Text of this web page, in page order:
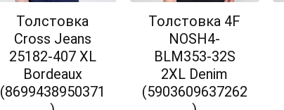
Толстовка
Cross Jeans
25182-407 XL
Bordeaux
(8699438950371
Толстовка 4F
NOSH4-
BLM353-32S
2XL Denim
(5903609637262